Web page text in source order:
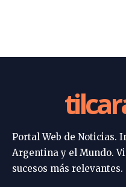
Portal Web de Noticias.
Argentina y el Mundo.
sucesos más relevantes.